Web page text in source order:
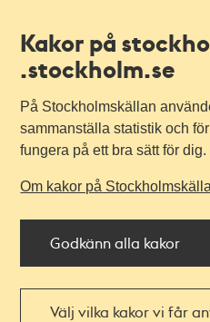
Kakor på
.stockholm.se
På Stockholmskällan
sammanställa statistik och
fungera på ett bra sätt för dig.
Om kakor på
Godkänn alla kakor
Välj vilka kakor vi får